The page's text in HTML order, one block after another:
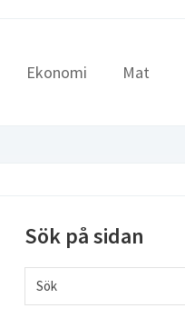
Ekonomi Mat
Sök på sidan